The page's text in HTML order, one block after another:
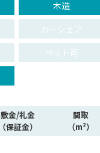
木造
カーシェア
ペット可
敷金/礼金
（保証金）
間取
（m²）